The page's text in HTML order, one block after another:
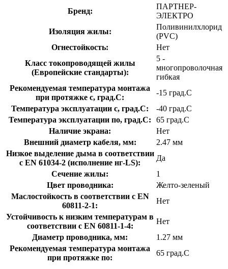
Бренд:
ПАРТНЕР-
ЭЛЕКТРО
Изоляция жилы:
Поливинилхлорид
(PVC)
Огнестойкость:
Нет
Класс токопроводящей жилы
(Европейские стандарты):
5 -
многопроволочная
гибкая
Рекомендуемая температура монтажа
при протяжке с, град.C:
-15 град.C
Температура эксплуатации с, град.C:
-40 град.C
Температура эксплуатации по, град.C:
65 град.C
Наличие экрана:
Нет
Внешний диаметр кабеля, мм:
2.47 мм
Низкое выделение дыма в соответствии
с EN 61034-2 (исполнение нг-LS):
Да
Сечение жилы:
1
Цвет проводника:
Желто-зеленый
Маслостойкость в соответствии с EN
60811-2-1:
Нет
Устойчивость к низким температурам в
соответствии с EN 60811-1-4:
Нет
Диаметр проводника, мм:
1.27 мм
Рекомендуемая температура монтажа
при протяжке по:
65 град.C